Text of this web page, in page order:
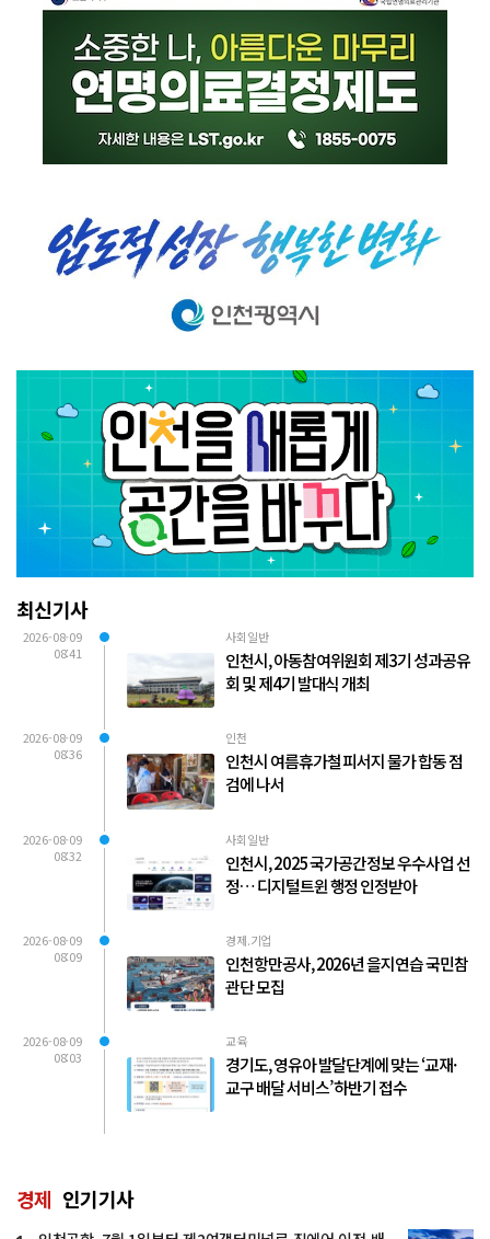
최신기사
2026-08-09
08:41
사회일반
인천시, 아동참여위원회 제3기 성과공유
회 및 제4기 발대식 개최
2026-08-09
08:36
인천
인천시 여름휴가철 피서지 물가 합동 점
검에 나서
2026-08-09
08:32
사회일반
인천시, 2025 국가공간정보 우수사업 선
정… 디지털트윈 행정 인정받아
2026-08-09
08:09
경제.기업
인천항만공사, 2026년 을지연습 국민참
관단 모집
2026-08-09
08:03
교육
경기도, 영유아 발달단계에 맞는 ‘교재·
교구 배달 서비스’ 하반기 접수
경제 인기기사